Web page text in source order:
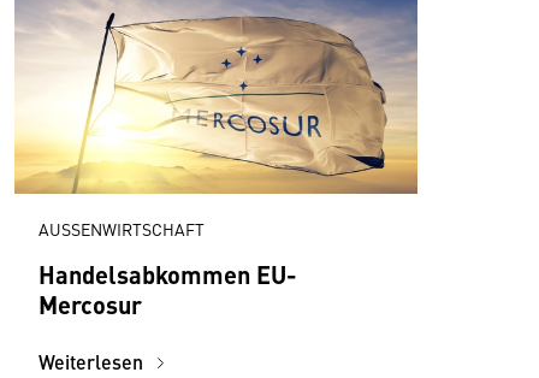
AUSSENWIRTSCHAFT
Handelsabkommen EU-
Mercosur
Weiterlesen